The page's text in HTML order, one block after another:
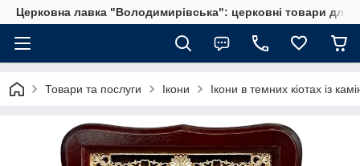
Церковна лавка "Володимирівська": церковні товари для
Товари та послуги Ікони Ікони в темних кіотах із